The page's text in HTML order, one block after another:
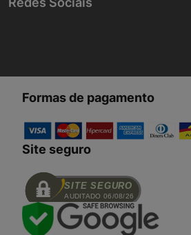
Formas de pagamento
Site seguro
SITE SEGURO
AUDITADO 06/08/26